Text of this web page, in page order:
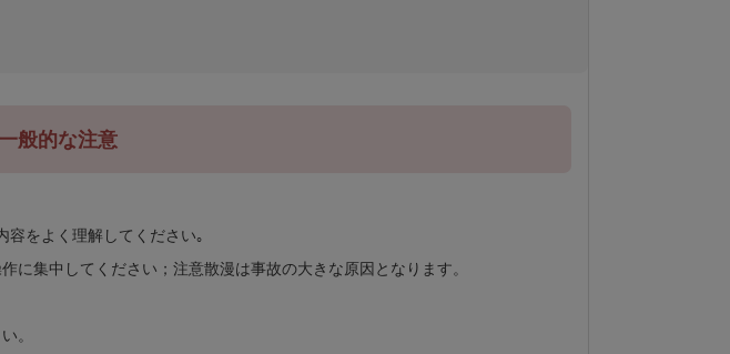
般的な注意
容をよく理解してください｡
集中してください；注意散漫は事故の大きな原因となります。
。